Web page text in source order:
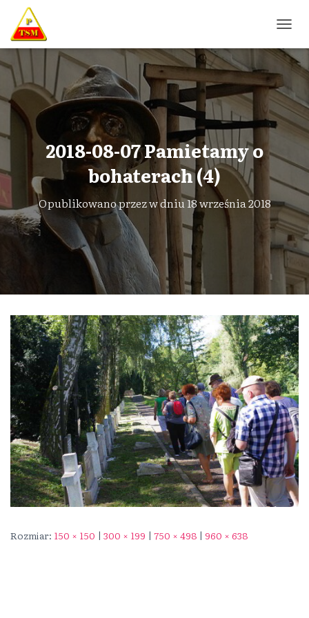
R
Z
Ł
Ą
C
W
G
A
C
J
Ę
2018-08-07 Pamietamy o
bohaterach (4)
Opublikowano przezw dniu18 września 2018
Rozmiar: 150 × 150 | 300 × 199 | 750 × 498 | 960 × 638